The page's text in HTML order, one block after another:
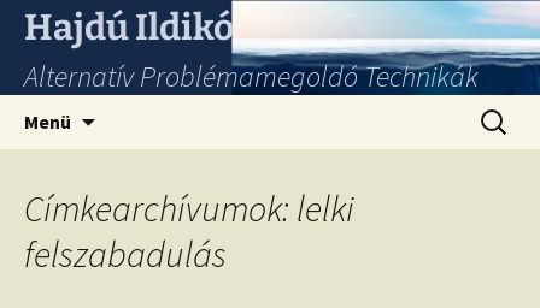
Hajdú Ildikó
Alternatív Problémamegoldó Technikák
Menü
Címkearchívumok: lelki
felszabadulás